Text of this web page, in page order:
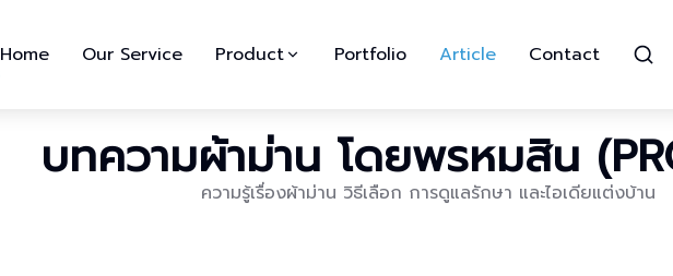
Home Our Service Product Portfolio Article Contact
บทความผ้าม่าน โดยพรหมสิน
ความรู้เรื่องผ้าม่าน วิธีเลือก การดูแลรักษา และไอเดียแต่งบ้าน